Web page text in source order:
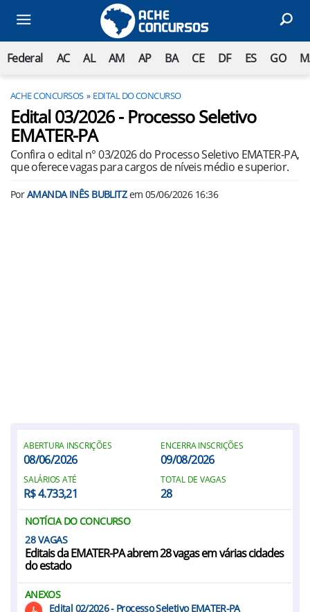
Federal AC AL AM AP BA CE DF ES GO
ACHE CONCURSOS EDITAL DO CONCURSO
Edital 03/2026 - Processo Seletivo
EMATER-PA
Confira o edital n° 03/2026 do Processo Seletivo EMATER-PA,
que oferece vagas para cargos de níveis médio e superior.
PorAMANDA INÊS BUBLITZem 05/06/2026 16:36
ABERTURA INSCRIÇÕES
08/06/2026
ENCERRA INSCRIÇÕES
09/08/2026
SALÁRIOS ATÉ
R$ 4.733,21
TOTAL DE VAGAS
28
NOTÍCIA DO CONCURSO
28
Editais da EMATER-PA abrem 28 vagas em várias cidades
do estado
ANEXOS
Edital 02/2026 - Processo Seletivo EMATER-PA